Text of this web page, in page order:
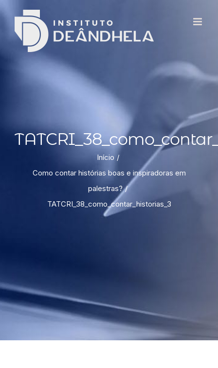
Início
Como contar histórias boas e inspiradoras em
palestras?
TATCRI_38_como_contar_historias_3